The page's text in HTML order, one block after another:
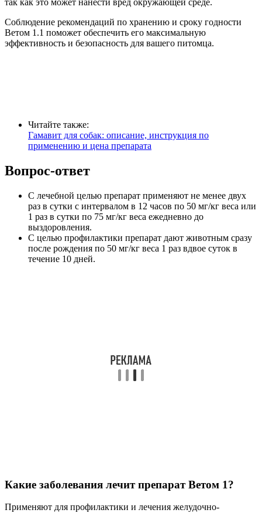
так как это может нанести вред окружающей среде.
Соблюдение рекомендаций по хранению и сроку годности
Ветом 1.1 поможет обеспечить его максимальную
эффективность и безопасность для вашего питомца.
Читайте также:
Гамавит для собак: описание, инструкция по
применению и цена препарата
Вопрос-ответ
С лечебной целью препарат применяют не менее двух
раз в сутки с интервалом в 12 часов по 50 мг/кг веса или
1 раз в сутки по 75 мг/кг веса ежедневно до
выздоровления.
С целью профилактики препарат дают животным сразу
после рождения по 50 мг/кг веса 1 раз вдвое суток в
течение 10 дней.
Какие заболевания лечит препарат Ветом 1?
Применяют для профилактики и лечения желудочно-